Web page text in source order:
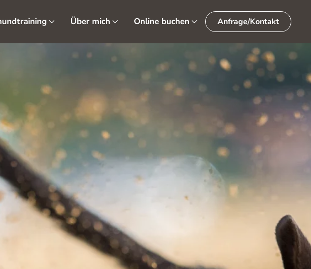
Über mich Online buchen Anfrage/Kontakt